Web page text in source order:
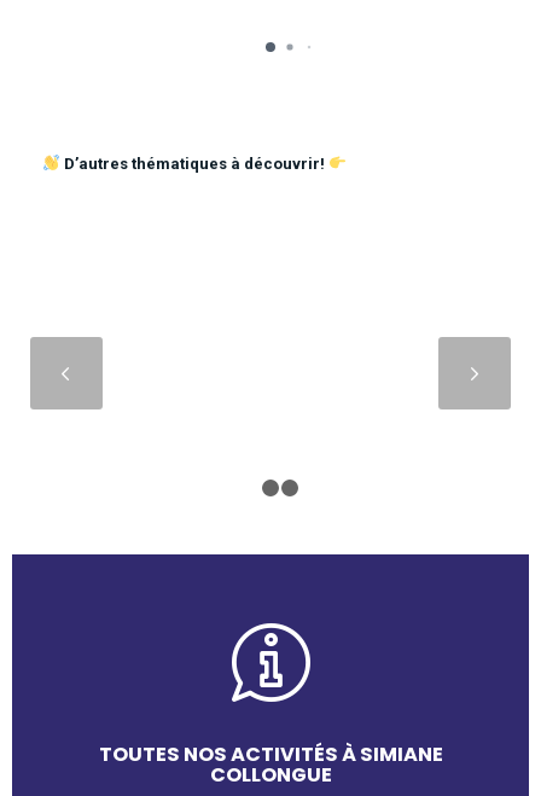
D’autres thématiques à découvrir!
TOUTES NOS ACTIVITÉS À SIMIANE
COLLONGUE